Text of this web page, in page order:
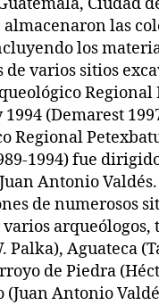
almacenaron las
los
de varios sitios
Regional
1994 (Demarest
Regional
1994) fue
Antonio
de numerosos
arqueólogos,
Palka), Aguateca
de Piedra
Antonio